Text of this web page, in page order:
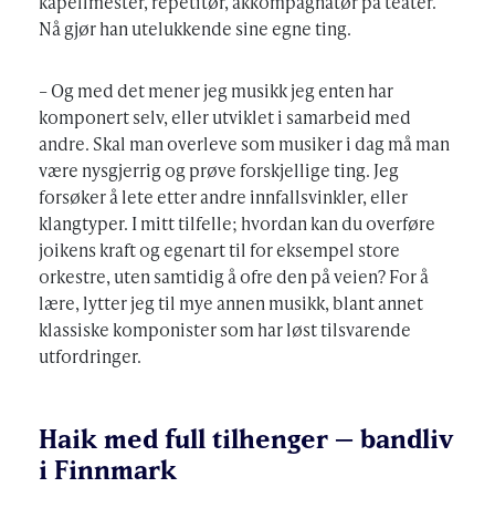
Nå gjør han utelukkende sine egne ting.
– Og med det mener jeg musikk jeg enten har
komponert selv, eller utviklet i samarbeid med
andre. Skal man overleve som musiker i dag må man
være nysgjerrig og prøve forskjellige ting. Jeg
forsøker å lete etter andre innfallsvinkler, eller
klangtyper. I mitt tilfelle; hvordan kan du overføre
joikens kraft og egenart til for eksempel store
orkestre, uten samtidig å ofre den på veien? For å
lære, lytter jeg til mye annen musikk, blant annet
klassiske komponister som har løst tilsvarende
utfordringer.
Haik med full tilhenger – bandliv
i Finnmark